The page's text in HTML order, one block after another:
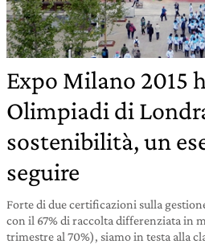
Expo Milano 2015
Olimpiadi di
sostenibilità, un
seguire
Forte di due certificazioni sulla
con il 67% di raccolta differenziata in
trimestre al 70%), siamo in testa alla